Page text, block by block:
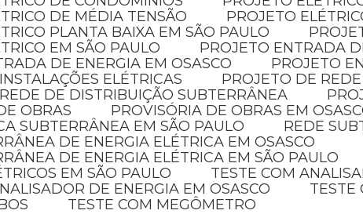
DE MÉDIA TENSÃO
PROJETO
PLANTA BAIXA EM SÃO PAULO
EM SÃO PAULO
PROJETO ENTRADA
DE ENERGIA EM OSASCO
PROJETO
ELÉTRICAS
PROJETO DE
REDE DE DISTRIBUIÇÃO SUBTERRÂNEA
OBRAS
PROVISÓRIA DE OBRAS EM
SUBTERRÂNEA EM SÃO PAULO
REDE
DE ENERGIA ELÉTRICA EM OSASCO
DE ENERGIA ELÉTRICA EM SÃO PAULO
EM SÃO PAULO
TESTE COM
DE ENERGIA EM OSASCO
TESTE COM MEGÔMETRO